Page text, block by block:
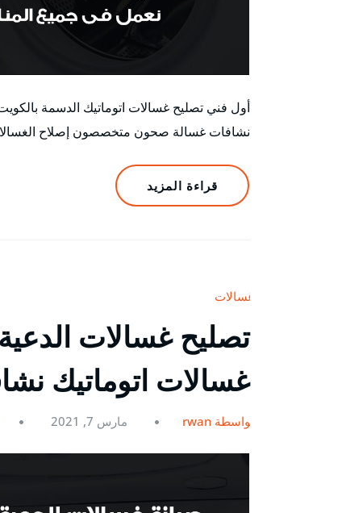
أول فني تصليح غسالات اتوماتيك الدسمة
نشافات غسالة صحون متخصصون إصلاح الغسالات
قراءة المزيد
غسالات
غسالات اتوماتيك
بواسطة rwan مارس 7, 2021